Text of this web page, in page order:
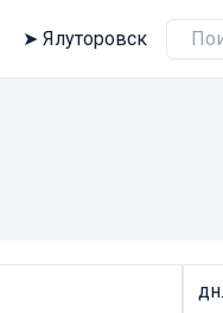
➤ Ялуторовск